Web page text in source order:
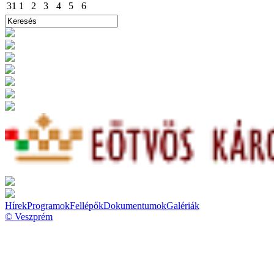
31 1 2 3 4 5 6
HírekProgramokFellépőkDokumentumokGalériák
© Veszprém